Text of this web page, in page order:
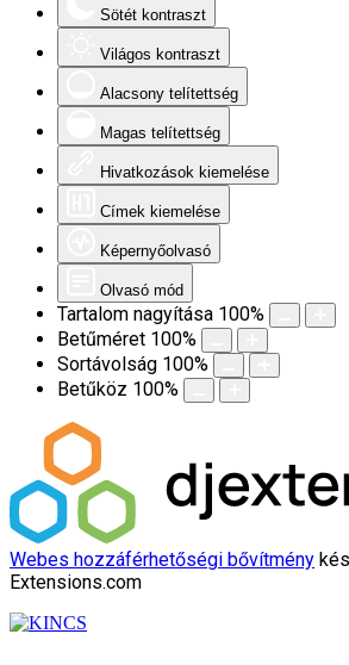
Sötét kontraszt
Világos kontraszt
Alacsony telítettség
Magas telítettség
Hivatkozások kiemelése
Címek kiemelése
Képernyőolvasó
Olvasó mód
Tartalom nagyítása 100%
Betűméret 100%
Sortávolság 100%
Betűköz 100%
Webes hozzáférhetőségi bővítmény
Extensions.com